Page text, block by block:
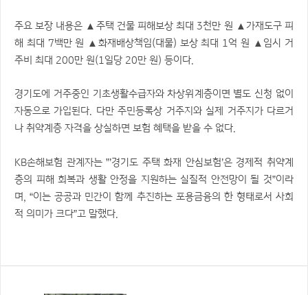
주요 보장 내용은 ▲주택 건물 피해보상 최대 3천만 원 ▲가재도구 피
해 최대 7백만 원 ▲화재배상책임(대물) 보상 최대 1억 원 ▲임시 거
주비 최대 200만 원(1일당 20만 원) 등이다.
경기도에 거주중인 기초생활수급자와 차상위계층이면 별도 신청 없이
자동으로 가입된다. 다만 주민등록상 거주지와 실제 거주지가 다르거
나 취약계층 자격을 상실하면 보험 혜택을 받을 수 없다.
KB손해보험 관계자는 ”’경기도 주택 화재 안심보험’은 경제적 취약계
층의 피해 회복과 생활 안정을 지원하는 실질적 안전망이 될 것”이라
며, “이는 공공과 민간이 함께 추진하는 포용금융의 한 형태로서 사회
적 의미가 크다”고 말했다.